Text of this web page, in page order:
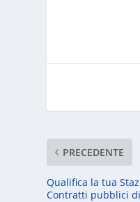
PRECEDENTE
Qualifica la tua
Contratti pubblici